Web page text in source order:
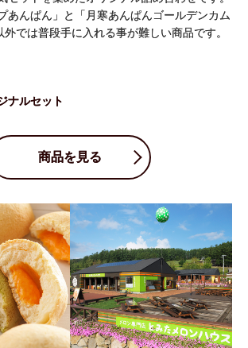
あんぱん」と「月寒あんぱんゴールデンカム
外では普段手に入れる事が難しい商品です。
ナルセット
商品を見る